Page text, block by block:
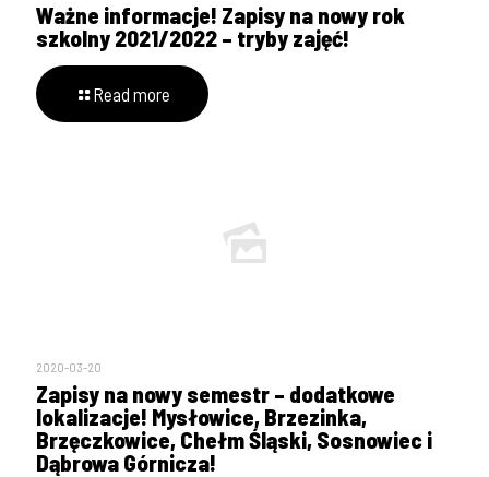
Ważne informacje! Zapisy na nowy rok
szkolny 2021/2022 – tryby zajęć!
Read more
2020-03-20
Zapisy na nowy semestr – dodatkowe
lokalizacje! Mysłowice, Brzezinka,
Brzęczkowice, Chełm Śląski, Sosnowiec i
Dąbrowa Górnicza!